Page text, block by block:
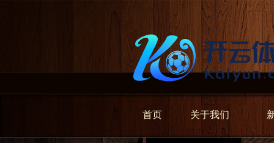
首页 关于我们